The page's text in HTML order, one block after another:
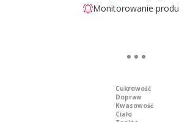
Monitorowanie
Cukrowość
Dopraw
Kwasowość
Ciało